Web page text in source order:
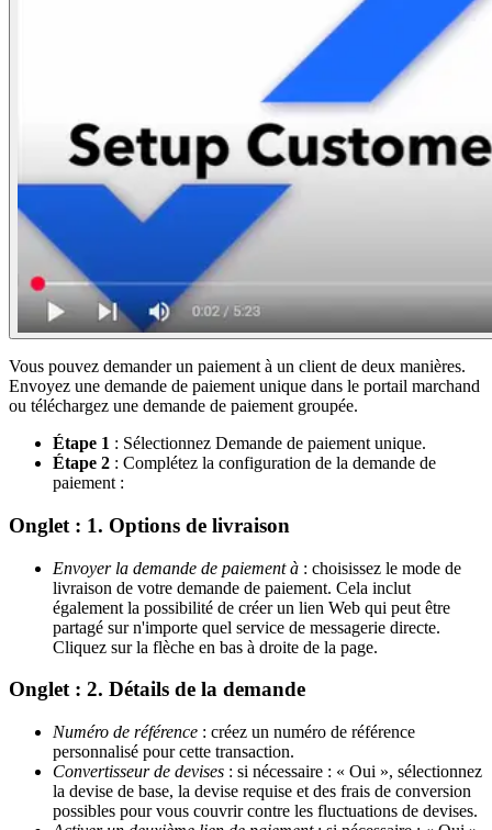
Vous pouvez demander un paiement à un client de deux manières.
Envoyez une demande de paiement unique dans le portail marchand
ou téléchargez une demande de paiement groupée.
Étape 1 : Sélectionnez Demande de paiement unique.
Étape 2 : Complétez la configuration de la demande de
paiement :
Onglet : 1. Options de livraison
Envoyer la demande de paiement à : choisissez le mode de
livraison de votre demande de paiement. Cela inclut
également la possibilité de créer un lien Web qui peut être
partagé sur n'importe quel service de messagerie directe.
Cliquez sur la flèche en bas à droite de la page.
Onglet : 2. Détails de la demande
Numéro de référence : créez un numéro de référence
personnalisé pour cette transaction.
Convertisseur de devises : si nécessaire : « Oui », sélectionnez
la devise de base, la devise requise et des frais de conversion
possibles pour vous couvrir contre les fluctuations de devises.